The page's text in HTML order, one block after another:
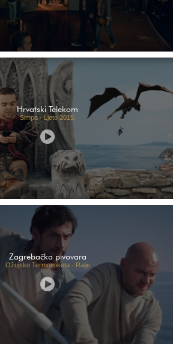
Hrvatski Telekom
Simpa - Ljeto 2015.
Zagrebačka pivovara
Ožujsko Termoetiketa - Ralje